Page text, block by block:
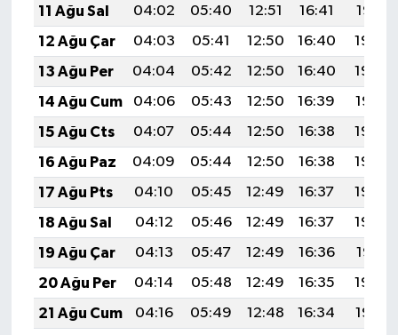
11 Ağu Sal
04:02 05:40 12:51 16:41
19:51
12 Ağu Çar
04:03 05:41 12:50 16:40
19:50
13 Ağu Per
04:04 05:42 12:50 16:40
19:49
14 Ağu Cum
04:06 05:43 12:50 16:39
19:47
15 Ağu Cts
04:07 05:44 12:50 16:38
19:46
16 Ağu Paz
04:09 05:44 12:50 16:38
19:45
17 Ağu Pts
04:10 05:45 12:49 16:37
19:43
18 Ağu Sal
04:12 05:46 12:49 16:37
19:42
19 Ağu Çar
04:13 05:47 12:49 16:36
19:41
20 Ağu Per
04:14 05:48 12:49 16:35
19:39
21 Ağu Cum
04:16 05:49 12:48 16:34
19:38